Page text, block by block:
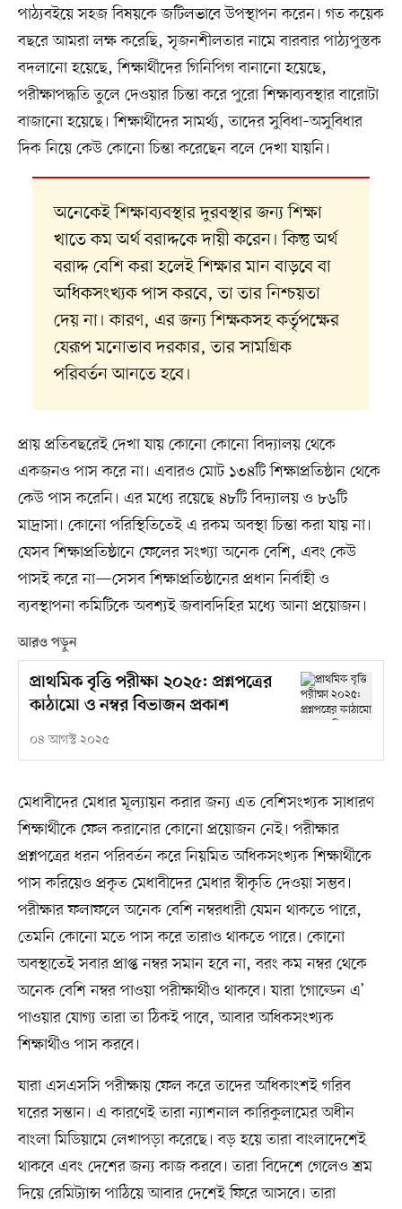
পাঠ্যবইয়ে সহজ বিষয়কে জটিলভাবে উপস্থাপন করেন। গত কয়েক
বছরে আমরা লক্ষ করেছি, সৃজনশীলতার নামে বারবার পাঠ্যপুস্তক
বদলানো হয়েছে, শিক্ষার্থীদের গিনিপিগ বানানো হয়েছে,
পরীক্ষাপদ্ধতি তুলে দেওয়ার চিন্তা করে পুরো শিক্ষাব্যবস্থার বারোটা
বাজানো হয়েছে। শিক্ষার্থীদের সামর্থ্য, তাদের সুবিধা–অসুবিধার
দিক নিয়ে কেউ কোনো চিন্তা করেছেন বলে দেখা যায়নি।
অনেকেই শিক্ষাব্যবস্থার দুরবস্থার জন্য শিক্ষা
খাতে কম অর্থ বরাদ্দকে দায়ী করেন। কিন্তু অর্থ
বরাদ্দ বেশি করা হলেই শিক্ষার মান বাড়বে বা
অধিকসংখ্যক পাস করবে, তা তার নিশ্চয়তা
দেয় না। কারণ, এর জন্য শিক্ষকসহ কর্তৃপক্ষের
যেরূপ মনোভাব দরকার, তার সামগ্রিক
পরিবর্তন আনতে হবে।
প্রায় প্রতিবছরেই দেখা যায় কোনো কোনো বিদ্যালয় থেকে
একজনও পাস করে না। এবারও মোট ১৩৪টি শিক্ষাপ্রতিষ্ঠান থেকে
কেউ পাস করেনি। এর মধ্যে রয়েছে ৪৮টি বিদ্যালয় ও ৮৬টি
মাদ্রাসা। কোনো পরিস্থিতিতেই এ রকম অবস্থা চিন্তা করা যায় না।
যেসব শিক্ষাপ্রতিষ্ঠানে ফেলের সংখ্যা অনেক বেশি, এবং কেউ
পাসই করে না—সেসব শিক্ষাপ্রতিষ্ঠানের প্রধান নির্বাহী ও
ব্যবস্থাপনা কমিটিকে অবশ্যই জবাবদিহির মধ্যে আনা প্রয়োজন।
আরও পড়ুন
প্রাথমিক বৃত্তি পরীক্ষা ২০২৫: প্রশ্নপত্রের
কাঠামো ও নম্বর বিভাজন প্রকাশ
০৪ আগস্ট ২০২৫
মেধাবীদের মেধার মূল্যায়ন করার জন্য এত বেশিসংখ্যক সাধারণ
শিক্ষার্থীকে ফেল করানোর কোনো প্রয়োজন নেই। পরীক্ষার
প্রশ্নপত্রের ধরন পরিবর্তন করে নিয়মিত অধিকসংখ্যক শিক্ষার্থীকে
পাস করিয়েও প্রকৃত মেধাবীদের মেধার স্বীকৃতি দেওয়া সম্ভব।
পরীক্ষার ফলাফলে অনেক বেশি নম্বরধারী যেমন থাকতে পারে,
তেমনি কোনো মতে পাস করে তারাও থাকতে পারে। কোনো
অবস্থাতেই সবার প্রাপ্ত নম্বর সমান হবে না, বরং কম নম্বর থেকে
অনেক বেশি নম্বর পাওয়া পরীক্ষার্থীও থাকবে। যারা ‘গোল্ডেন এ’
পাওয়ার যোগ্য তারা তা ঠিকই পাবে, আবার অধিকসংখ্যক
শিক্ষার্থীও পাস করবে।
যারা এসএসসি পরীক্ষায় ফেল করে তাদের অধিকাংশই গরিব
ঘরের সন্তান। এ কারণেই তারা ন্যাশনাল কারিকুলামের অধীন
বাংলা মিডিয়ামে লেখাপড়া করেছে। বড় হয়ে তারা বাংলাদেশেই
থাকবে এবং দেশের জন্য কাজ করবে। তারা বিদেশে গেলেও শ্রম
দিয়ে রেমিট্যান্স পাঠিয়ে আবার দেশেই ফিরে আসবে। তারা